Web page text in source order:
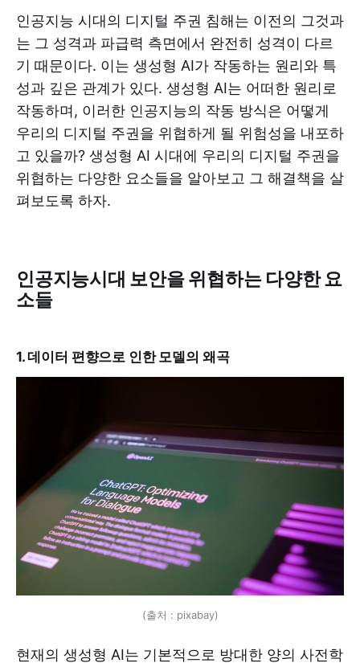
인공지능 시대의 디지털 주권 침해는 이전의 그것과
는 그 성격과 파급력 측면에서 완전히 성격이 다르
기 때문이다. 이는 생성형 AI가 작동하는 원리와 특
성과 깊은 관계가 있다. 생성형 AI는 어떠한 원리로
작동하며, 이러한 인공지능의 작동 방식은 어떻게
우리의 디지털 주권을 위협하게 될 위험성을 내포하
고 있을까? 생성형 AI 시대에 우리의 디지털 주권을
위협하는 다양한 요소들을 알아보고 그 해결책을 살
펴보도록 하자.
인공지능시대 보안을 위협하는 다양한 요
소들
1. 데이터 편향으로 인한 모델의 왜곡
(출처 : pixabay)
현재의 생성형 AI는 기본적으로 방대한 양의 사전학